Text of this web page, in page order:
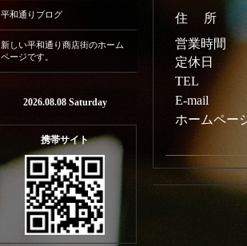
住 所
営業時間
定休日
TEL
E-mail
ホームペー
平和通りブログ
新しい平和通り商店街のホーム
ページです。
2026.08.08 Saturday
携帯サイト